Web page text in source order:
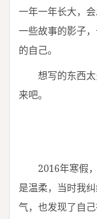
一年一年长大，
一些故事的影子
的自己。
想写的东西太
来吧。
2016年寒假，
是温柔，当时我
气，也发现了自